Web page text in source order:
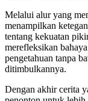
Melalui alur yang
menampilkan
tentang kekuatan
merefleksikan
pengetahuan tanpa
ditimbulkannya.
Dengan akhir cerita